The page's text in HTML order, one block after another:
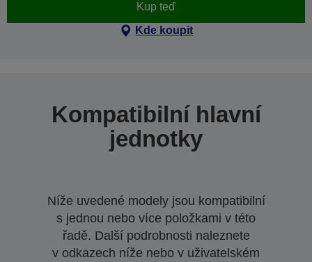
Kup teď
Kde koupit
Kompatibilní hlavní
jednotky
Níže uvedené modely jsou kompatibilní
s jednou nebo více položkami v této
řadě. Další podrobnosti naleznete
v odkazech níže nebo v uživatelském